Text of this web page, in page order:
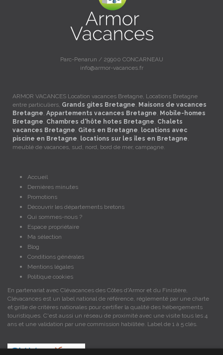
Parc-Penarun / 29900 CONCARNEAU
info@armor-vacances.fr
ARMOR VACANCES Location vacances Bretagne, Locations Bretagne
entre particuliers, Grands gites Bretagne, Maisons de vacances
Bretagne, Appartements vacances Bretagne, Mobile-homes
Bretagne, Chambres d'hôte hotes Bretagne, Chalets
vacances Bretagne, Gites en Bretagne, locations avec
piscine en Bretagne, locations sur les îles en Bretagne,
meublé de vacances, sud, nord, bord de mer, campagne.
Accueil
Dernières minutes
Promotions
Découvrir les départements bretons
Qui sommes-nous ?
Espace propriétaire
Ma sélection
Blog
Conditions générales
Mentions légales
Politique cookies
En partenariat avec Clévacances des Côtes d'Armor et du Finistère,
Clévacances est un label national de référence, réglementé par une charte
et grille de critères nationales pour certifier la qualité des hébergements
touristiques. C'est aussi un réseau de proximité avec une visite tous les 4
ans et une validation par une commission habilitée. Label de 1 à 5 clés.